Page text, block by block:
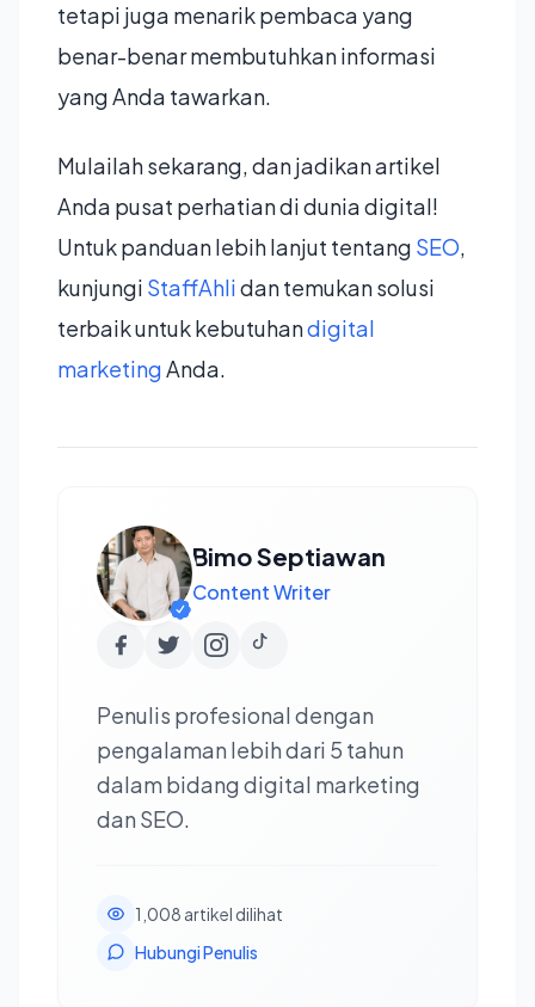
tetapi juga menarik pembaca yang
benar-benar membutuhkan informasi
yang Anda tawarkan.
Mulailah sekarang, dan jadikan artikel
Anda pusat perhatian di dunia digital!
Untuk panduan lebih lanjut tentang SEO,
kunjungi StaffAhlidan temukan solusi
terbaik untuk kebutuhandigital
marketingAnda.
Bimo Septiawan
Content Writer
Penulis profesional dengan
pengalaman lebih dari 5 tahun
dalam bidang digital marketing
dan SEO.
1,008 artikel dilihat
Hubungi Penulis